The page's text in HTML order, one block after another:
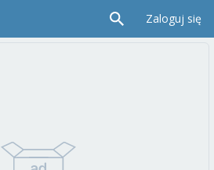
Zaloguj się